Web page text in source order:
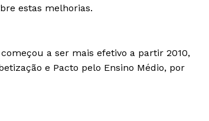
estas melhorias.
a ser mais efetivo a partir 2010,
e Pacto pelo Ensino Médio, por